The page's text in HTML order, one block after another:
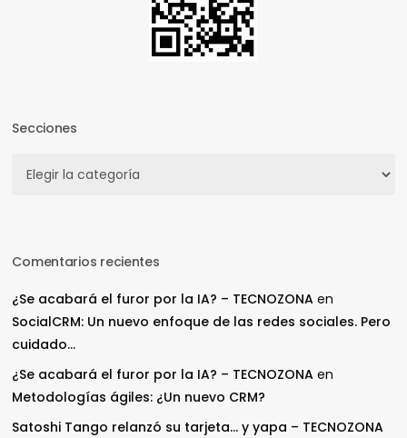
Secciones
Comentarios recientes
¿Se acabará el furor por la IA? – TECNOZONA en
SocialCRM: Un nuevo enfoque de las redes sociales. Pero
cuidado…
¿Se acabará el furor por la IA? – TECNOZONA en
Metodologías ágiles: ¿Un nuevo CRM?
Satoshi Tango relanzó su tarjeta… y yapa – TECNOZONA